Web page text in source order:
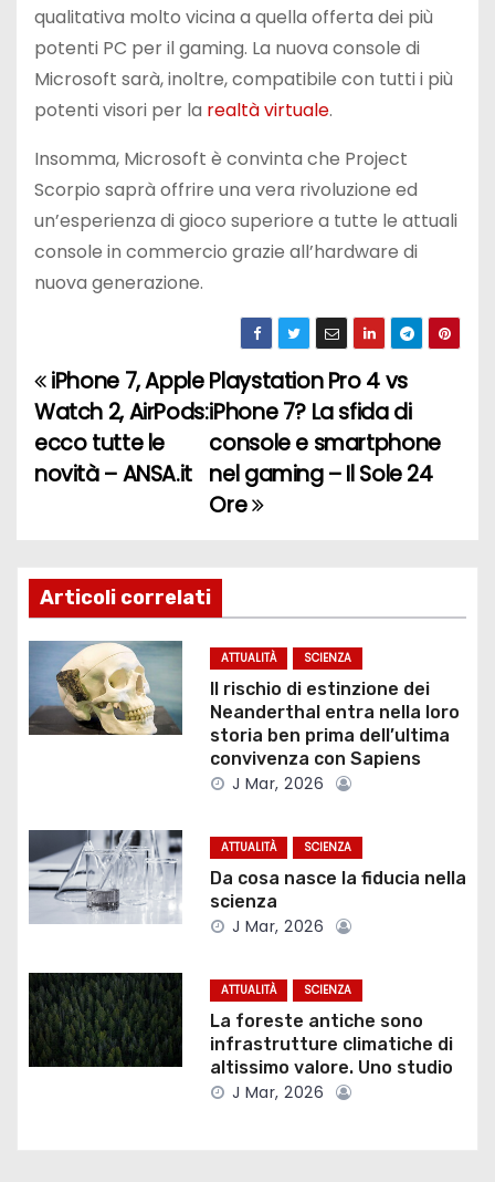
qualitativa molto vicina a quella offerta dei più
potenti PC per il gaming. La nuova console di
Microsoft sarà, inoltre, compatibile con tutti i più
potenti visori per la realtà virtuale.
Insomma, Microsoft è convinta che Project
Scorpio saprà offrire una vera rivoluzione ed
un’esperienza di gioco superiore a tutte le attuali
console in commercio grazie all’hardware di
nuova generazione.
N
a
v
g
a
i
e
a
t
i
Playstation Pro 4 vs
iPhone 7? La sfida di
console e smartphone
nel gaming – Il Sole 24
Ore
iPhone 7, Apple
Watch 2, AirPods:
ecco tutte le
novità – ANSA.it
Articoli correlati
ATTUALITÀ SCIENZA
Il rischio di estinzione dei
Neanderthal entra nella loro
storia ben prima dell’ultima
convivenza con Sapiens
J Mar, 2026
ATTUALITÀ SCIENZA
Da cosa nasce la fiducia nella
scienza
J Mar, 2026
ATTUALITÀ SCIENZA
La foreste antiche sono
infrastrutture climatiche di
altissimo valore. Uno studio
J Mar, 2026